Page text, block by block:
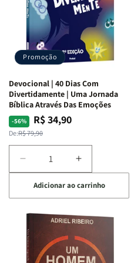
Alves
Alves
Promoção
Devocional | 40 Dias Com
Divertidamente | Uma Jornada
Bíblica Através Das Emoções
-56%
Preço
normal
De:R$ 79,90
Preço
promocional
R$ 34,90
Diminuir
a
quantidade
de
Devocional
40
Dias
Aumentar
a
quantidade
de
Devocional
|
40
Dias
Adicionar ao carrinho